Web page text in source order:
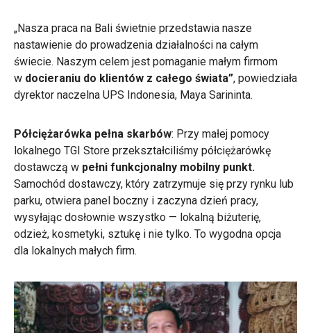
„Nasza praca na Bali świetnie przedstawia nasze
nastawienie do prowadzenia działalności na całym
świecie. Naszym celem jest pomaganie małym firmom
w docieraniu do klientów z całego świata”, powiedziała
dyrektor naczelna UPS Indonesia, Maya Sarininta.
Półciężarówka pełna skarbów: Przy małej pomocy
lokalnego TGI Store przekształciliśmy półciężarówkę
dostawczą w pełni funkcjonalny mobilny punkt.
Samochód dostawczy, który zatrzymuje się przy rynku lub
parku, otwiera panel boczny i zaczyna dzień pracy,
wysyłając dosłownie wszystko — lokalną biżuterię,
odzież, kosmetyki, sztukę i nie tylko. To wygodna opcja
dla lokalnych małych firm.